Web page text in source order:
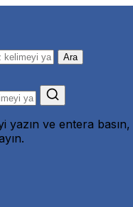
Ara
yazın ve entera